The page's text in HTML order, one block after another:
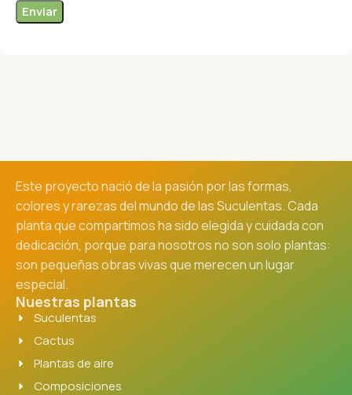
Este proyecto nació de la pasión por las formas,
colores y rarezas del mundo de las Suculentas. Cada
planta que compartimos ha sido elegida y cuidada con
dedicación, porque para nosotros no son solo plantas:
son pequeñas obras vivas que merecen un lugar
especial.
Nuestras plantas
Suculentas
Cactus
Plantas de aire
Composiciones